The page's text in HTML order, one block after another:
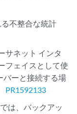
不整合な統計
サネット インタ
フェイスとして使
バーと接続する場
PR1592133
は、バックアッ